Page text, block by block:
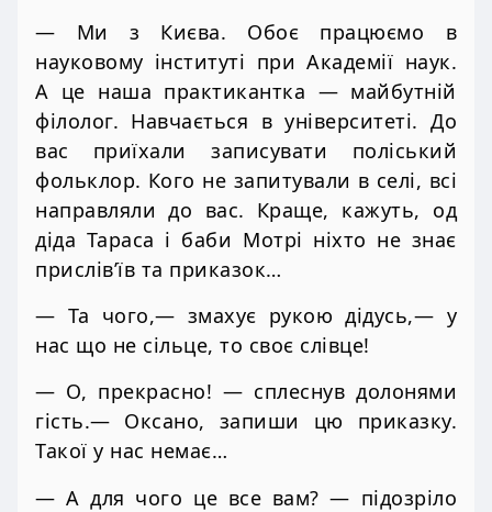
— Ми з Києва. Обоє працюємо в
науковому інституті при Академії наук.
А це наша практикантка — майбутній
філолог. Навчається в університеті. До
вас приїхали записувати поліський
фольклор. Кого не запитували в селі, всі
направляли до вас. Краще, кажуть, од
діда Тараса і баби Мотрі ніхто не знає
прислів’їв та приказок…
— Та чого,— змахує рукою дідусь,— у
нас що не сільце, то своє слівце!
— О, прекрасно! — сплеснув долонями
гість.— Оксано, запиши цю приказку.
Такої у нас немає…
— А для чого це все вам? — підозріло